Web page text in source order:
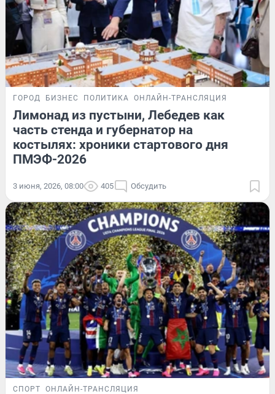
ГОРОД БИЗНЕС ПОЛИТИКА ОНЛАЙН-ТРАНСЛЯЦИЯ
Лимонад из пустыни, Лебедев как
часть стенда и губернатор на
костылях: хроники стартового дня
ПМЭФ-2026
3 июня, 2026, 08:00 405 Обсудить
СПОРТ ОНЛАЙН-ТРАНСЛЯЦИЯ